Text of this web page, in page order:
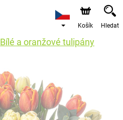
Košík Hledat
Bílé a oranžové tulipány